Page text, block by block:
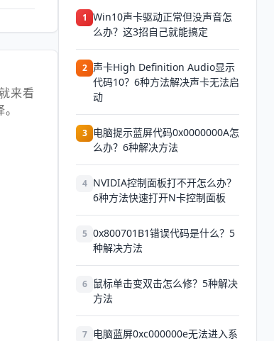
来看
1 Win10声卡驱动正常但没声音怎
么办？这3招自己就能搞定
2 声卡High Definition Audio显示
代码10？6种方法解决声卡无法启
动
3 电脑提示蓝屏代码0x0000000A怎
么办？6种解决方法
4 NVIDIA控制面板打不开怎么办？
6种方法快速打开N卡控制面板
5 0x800701B1错误代码是什么？5
种解决方法
6
鼠标单击变双击怎么修？5种解决
方法
7 电脑蓝屏0xc000000e无法进入系